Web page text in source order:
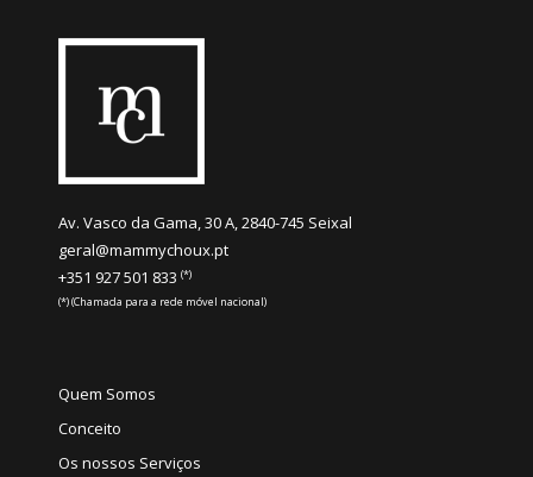
Av. Vasco da Gama, 30 A, 2840-745 Seixal
geral@mammychoux.pt
+351 927 501 833 (*)
(*) (Chamada para a rede móvel nacional)
Quem Somos
Conceito
Os nossos Serviços